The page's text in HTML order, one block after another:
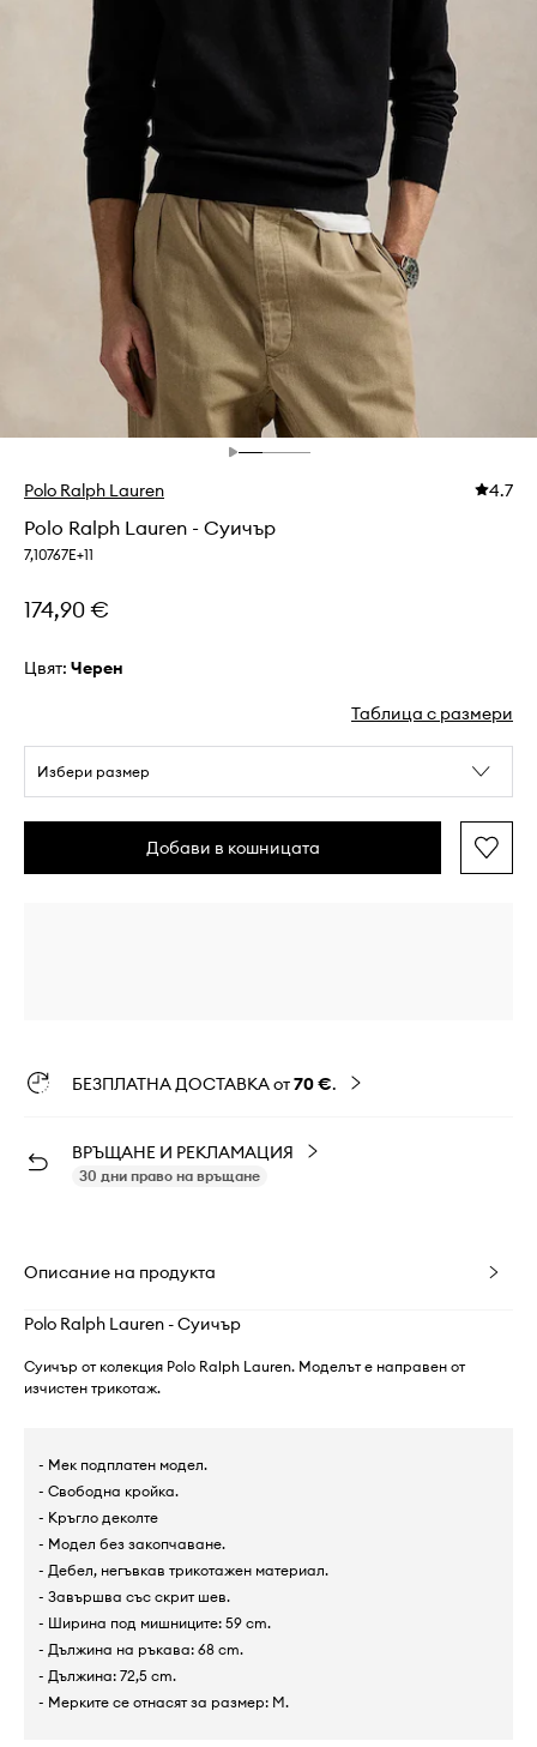
Polo Ralph Lauren 4.7
Polo Ralph Lauren - Суичър
7,10767E+11
174,90 €
Цвят: черен
Таблица с размери
Избери размер
Добави в кошницата
БЕЗПЛАТНА ДОСТАВКА от70 €.
ВРЪЩАНЕ И РЕКЛАМАЦИЯ
30 дни право на връщане
Описание на продукта
Polo Ralph Lauren - Суичър
Суичър от колекция Polo Ralph Lauren. Моделът е направен от
изчистен трикотаж.
- Мек подплатен модел.
- Свободна кройка.
- Кръгло деколте
- Модел без закопчаване.
- Дебел, негъвкав трикотажен материал.
- Завършва със скрит шев.
- Ширина под мишниците: 59 cm.
- Дължина на ръкава: 68 cm.
- Дължина: 72,5 cm.
- Мерките се отнасят за размер: M.